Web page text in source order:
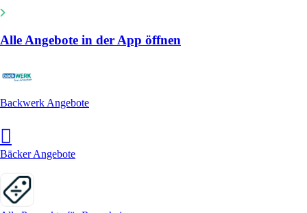
Alle Angebote in der App öffnen
Backwerk Angebote
Bäcker Angebote